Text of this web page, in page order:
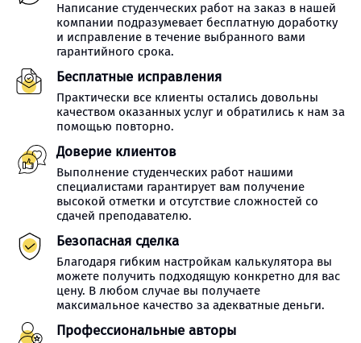
Написание студенческих работ на заказ в нашей
компании подразумевает бесплатную доработку
и исправление в течение выбранного вами
гарантийного срока.
Бесплатные исправления
Практически все клиенты остались довольны
качеством оказанных услуг и обратились к нам за
помощью повторно.
Доверие клиентов
Выполнение студенческих работ нашими
специалистами гарантирует вам получение
высокой отметки и отсутствие сложностей со
сдачей преподавателю.
Безопасная сделка
Благодаря гибким настройкам калькулятора вы
можете получить подходящую конкретно для вас
цену. В любом случае вы получаете
максимальное качество за адекватные деньги.
Профессиональные авторы